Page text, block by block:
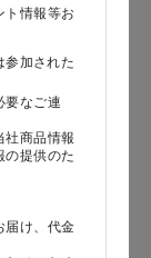
ト情報等お
参加された
要なご連
社商品情報
の提供のた
届け、代金